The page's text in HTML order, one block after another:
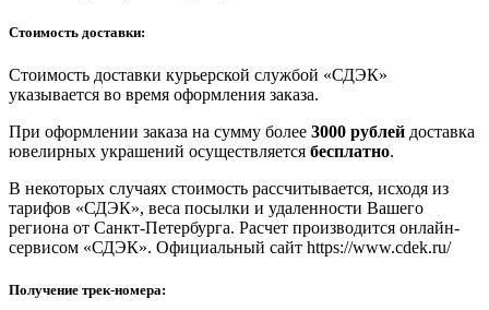
Стоимость доставки:
Стоимость доставки курьерской службой «СДЭК»
указывается во время оформления заказа.
При оформлении заказа на сумму более 3000 рублей доставка
ювелирных украшений осуществляется бесплатно.
В некоторых случаях стоимость рассчитывается, исходя из
тарифов «СДЭК», веса посылки и удаленности Вашего
региона от Санкт-Петербурга. Расчет производится онлайн-
сервисом «СДЭК». Официальный сайт https://www.cdek.ru/
Получение трек-номера: